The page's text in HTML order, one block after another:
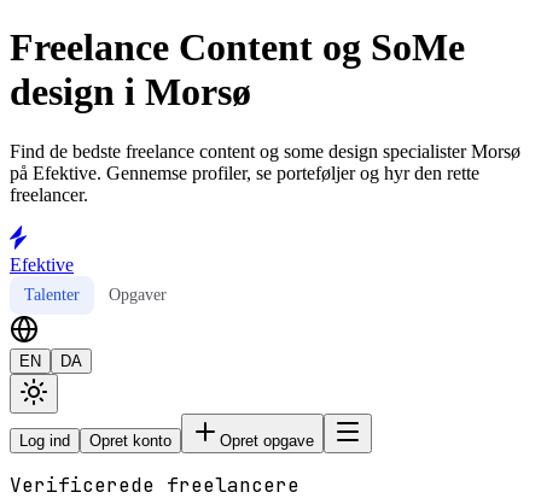
Freelance Content og SoMe
design i Morsø
Find de bedste freelance content og some design specialister Morsø
på Efektive. Gennemse profiler, se porteføljer og hyr den rette
freelancer.
Efektive
Talenter Opgaver
EN DA
Log ind Opret konto Opret opgave
Verificerede freelancere